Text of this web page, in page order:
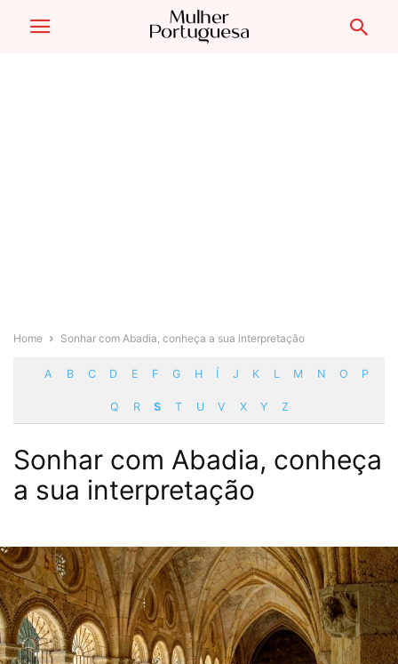
Home Sonhar com Abadia, conheça a sua interpretação
A B C D E F G H Í J K L M N O P
Q R S T U V X Y Z
Sonhar com Abadia, conheça
a sua interpretação